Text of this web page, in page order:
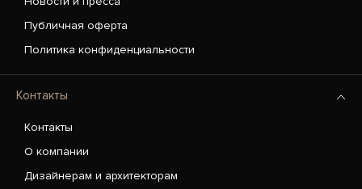
Публичная оферта
Политика конфиденциальности
Контакты
Контакты
О компании
Дизайнерам и архитекторам